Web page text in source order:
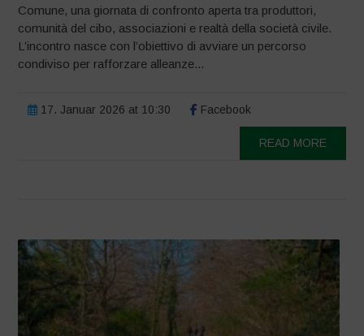
Comune, una giornata di confronto aperta tra produttori,
comunità del cibo, associazioni e realtà della società civile.
L’incontro nasce con l’obiettivo di avviare un percorso
condiviso per rafforzare alleanze...
17. Januar 2026 at 10:30 Facebook
READ MORE